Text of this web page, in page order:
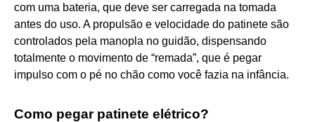
com uma bateria, que deve ser carregada na tomada
antes do uso. A propulsão e velocidade do patinete são
controlados pela manopla no guidão, dispensando
totalmente o movimento de “remada”, que é pegar
impulso com o pé no chão como você fazia na infância.
Como pegar patinete elétrico?